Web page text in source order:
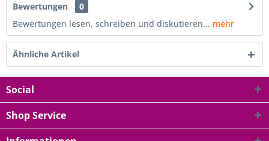
Bewertungen
0
Bewertungen lesen, schreiben und diskutieren... mehr
Ähnliche Artikel
Social
Shop Service